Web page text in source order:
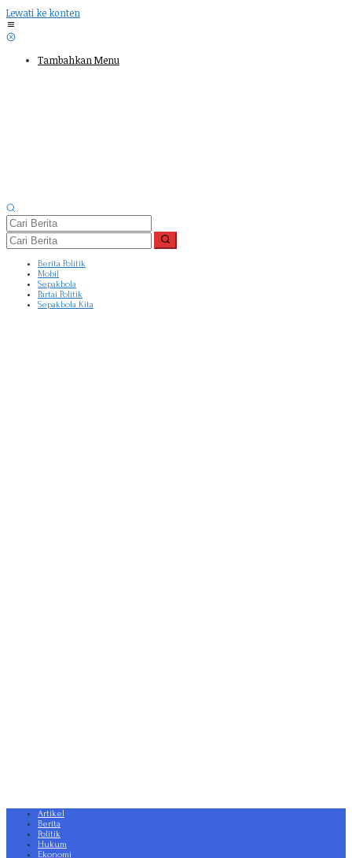
Lewati ke konten
Tambahkan Menu
Berita Politik
Mobil
Sepakbola
Partai Politik
Sepakbola Kita
Artikel
Berita
Politik
Hukum
Ekonomi